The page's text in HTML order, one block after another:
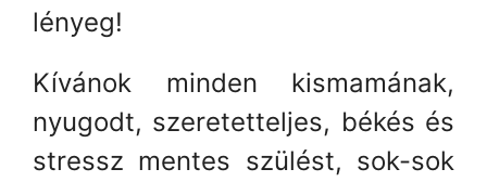
lényeg!
Kívánok minden kismamának,
nyugodt, szeretetteljes, békés és
stressz mentes szülést, sok-sok